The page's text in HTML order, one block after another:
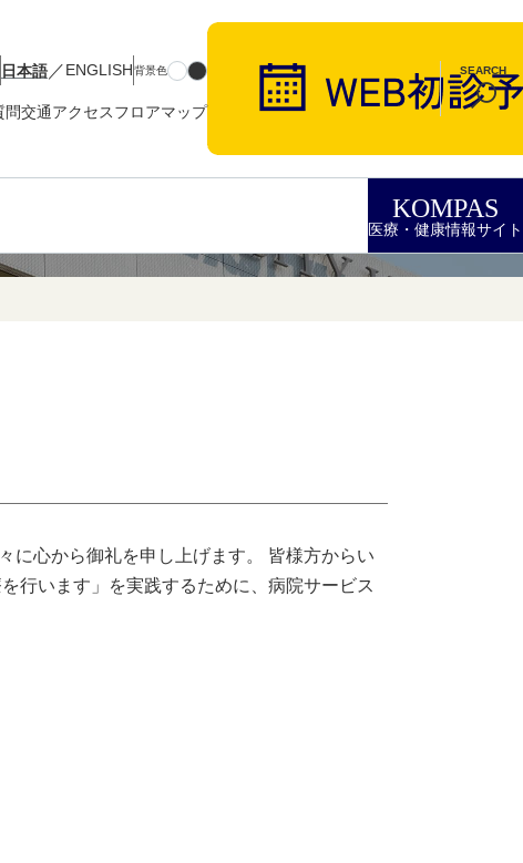
日本語／ENGLISH背景色
問交通アクセスフロアマップ
SEARCH
KOMPAS
医療・健康情報サイト
心から御礼を申し上げます。
皆様方からい
行います」を実践するために、病院サービス